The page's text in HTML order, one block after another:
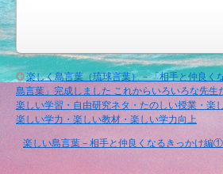
楽しく島言葉（琉球言葉）－「相手と仲良く
島言葉」完成しました これからいろいろな先生
楽しい学習・自由研究ネタ・たのしい授業・楽
楽しい学力・楽しい教材・楽しい学力向上
楽しい島言葉－相手と仲良くなるきっかけ編